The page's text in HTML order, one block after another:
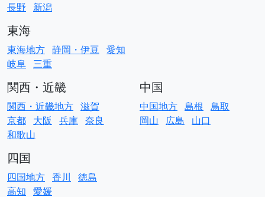
長野
新潟
東海
東海地方 静岡・伊豆 愛知
岐阜 三重
関西・近畿
関西・近畿地方 滋賀
京都 大阪 兵庫 奈良
和歌山
中国
中国地方 島根 鳥取
岡山
広島 山口
四国
四国地方 香川
徳島
高知 愛媛